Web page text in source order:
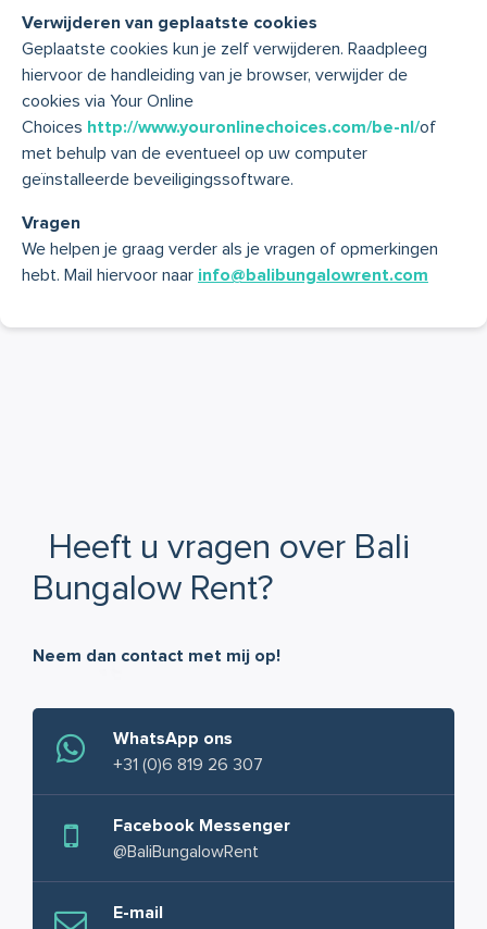
Verwijderen van geplaatste cookies
Geplaatste cookies kun je zelf verwijderen. Raadpleeg
hiervoor de handleiding van je browser, verwijder de
cookies via Your Online
Choices http://www.youronlinechoices.com/be-nl/of
met behulp van de eventueel op uw computer
geïnstalleerde beveiligingssoftware.
Vragen
We helpen je graag verder als je vragen of opmerkingen
hebt. Mail hiervoor naar info@balibungalowrent.com
Heeft u vragen over Bali
Bungalow Rent?
Neem dan contact met mij op!
WhatsApp ons
+31 (0)6 819 26 307
Facebook Messenger
@BaliBungalowRent
E-mail